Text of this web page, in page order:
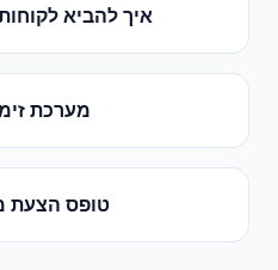
איך להביא
מערכת
טופס הצעת